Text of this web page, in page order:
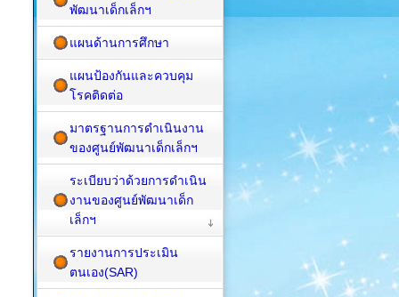
พัฒนาเด็กเล็กฯ
แผนด้านการศึกษา
แผนป้องกันและควบคุม
โรคติดต่อ
มาตรฐานการดำเนินงาน
ของศูนย์พัฒนาเด็กเล็กฯ
ระเบียบว่าด้วยการดำเนิน
งานของศูนย์พัฒนาเด็ก
เล็กฯ
รายงานการประเมิน
ตนเอง(SAR)